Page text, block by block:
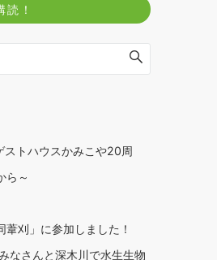
トハウスかみこや20周
ら～
葦刈」に参加しました！
なさんと深木川で水生生物